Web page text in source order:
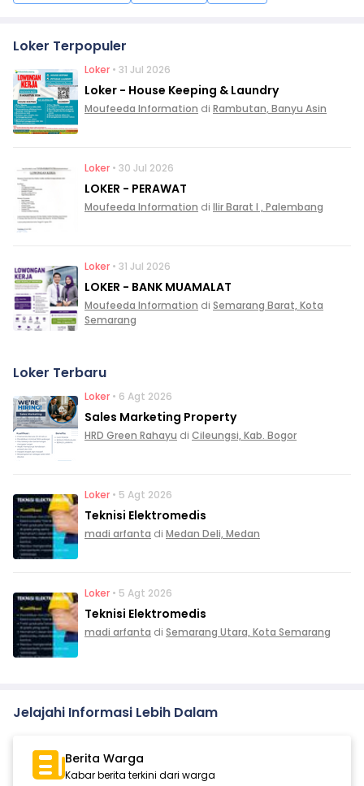
Loker Terpopuler
Loker • 31 Jul 2026
Loker - House Keeping & Laundry
Moufeeda Information di Rambutan, Banyu Asin
Loker • 30 Jul 2026
LOKER - PERAWAT
Moufeeda Information di Ilir Barat I , Palembang
Loker • 31 Jul 2026
LOKER - BANK MUAMALAT
Moufeeda Information di Semarang Barat, Kota
Semarang
Loker Terbaru
Loker • 6 Agt 2026
Sales Marketing Property
HRD Green Rahayu di Cileungsi, Kab. Bogor
Loker • 5 Agt 2026
Teknisi Elektromedis
madi arfanta di Medan Deli, Medan
Loker • 5 Agt 2026
Teknisi Elektromedis
madi arfanta di Semarang Utara, Kota Semarang
Jelajahi Informasi Lebih Dalam
Berita Warga
Kabar berita terkini dari warga